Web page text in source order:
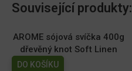
Související produkty:
AROME sójová svíčka 400g
dřevěný knot Soft Linen
DO KOŠÍKU